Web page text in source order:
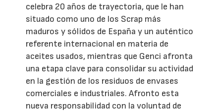
celebra 20 años de trayectoria, que le han
situado como uno de los Scrap más
maduros y sólidos de España y un auténtico
referente internacional en materia de
aceites usados, mientras que Genci afronta
una etapa clave para consolidar su actividad
en la gestión de los residuos de envases
comerciales e industriales. Afronto esta
nueva responsabilidad con la voluntad de